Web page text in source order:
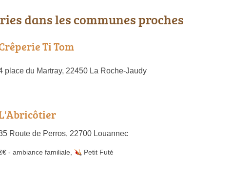
dans les communes proches
Ti Tom
place du Martray, 22450 La Roche-Jaudy
Route de Perros, 22700 Louannec
- ambiance familiale Petit Futé